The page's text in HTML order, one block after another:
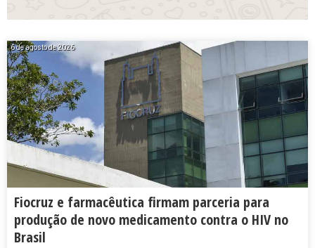
6 de agosto de 2026
Fiocruz e farmacêutica firmam parceria para
produção de novo medicamento contra o HIV no
Brasil